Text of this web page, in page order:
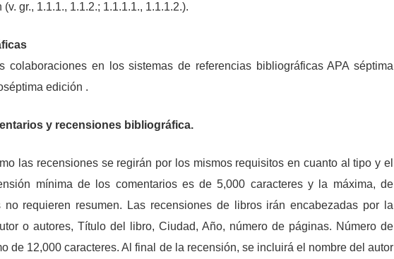
gr., 1.1.1., 1.1.2.; 1.1.1.1., 1.1.1.2.).
colaboraciones en los sistemas de referencias bibliográficas APA séptima
edición .
y recensiones bibliográfica.
las recensiones se regirán por los mismos requisitos en cuanto al tipo y el
mínima de los comentarios es de 5,000 caracteres y la máxima, de
no requieren resumen. Las recensiones de libros irán encabezadas por la
o autores, Título del libro, Ciudad, Año, número de páginas. Número de
de 12,000 caracteres. Al final de la recensión, se incluirá el nombre del autor